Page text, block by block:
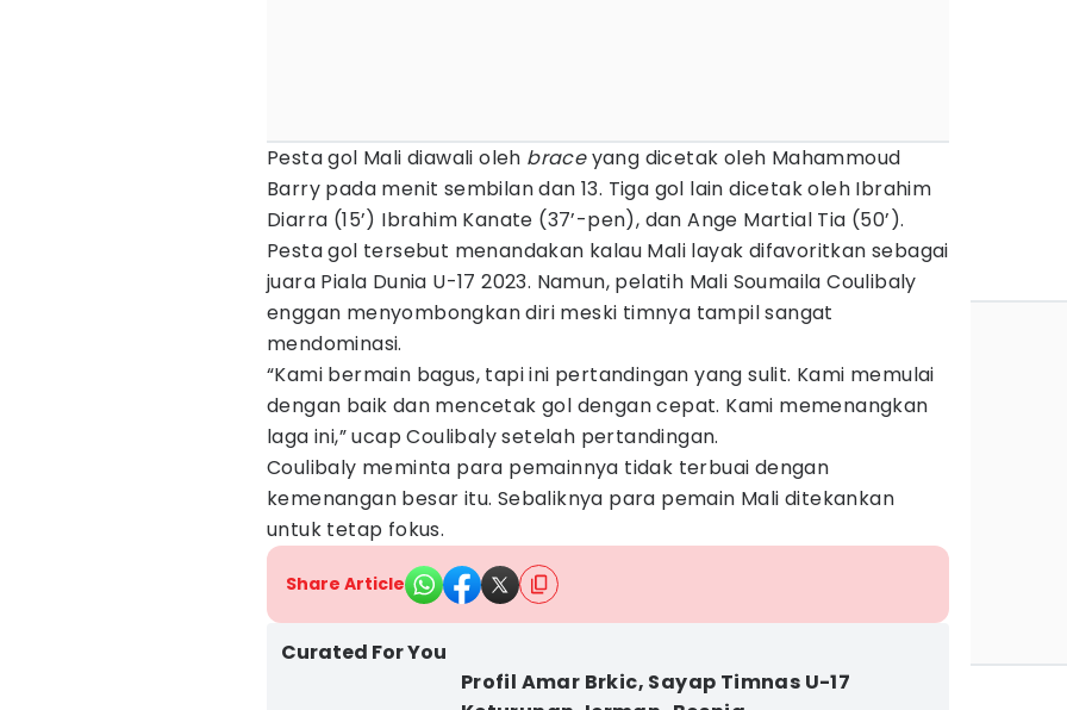
Pesta gol Mali diawali oleh braceyang dicetak oleh Mahammoud
Barry pada menit sembilan dan 13. Tiga gol lain dicetak oleh Ibrahim
Diarra (15’) Ibrahim Kanate (37’-pen), dan Ange Martial Tia (50’).
Pesta gol tersebut menandakan kalau Mali layak difavoritkan sebagai
juara Piala Dunia U-17 2023. Namun, pelatih Mali Soumaila Coulibaly
enggan menyombongkan diri meski timnya tampil sangat
mendominasi.
“Kami bermain bagus, tapi ini pertandingan yang sulit. Kami memulai
dengan baik dan mencetak gol dengan cepat. Kami memenangkan
laga ini,” ucap Coulibaly setelah pertandingan.
Coulibaly meminta para pemainnya tidak terbuai dengan
kemenangan besar itu. Sebaliknya para pemain Mali ditekankan
untuk tetap fokus.
Share Article
Curated For You
Profil Amar Brkic, Sayap Timnas U-17